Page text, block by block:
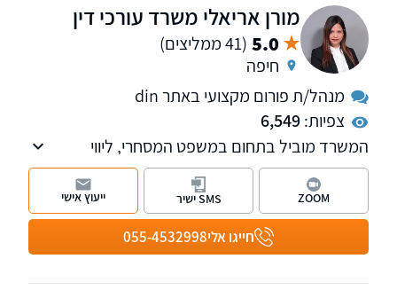
מורן אריאלי משרד עורכי דין
5.0 (41 ממליצים)
חיפה
מנהל/ת פורום מקצועי באתר din
צפיות:6,549
המשרד מוביל בתחום במשפט המסחרי, ליווי
חברות ועסקים, עמותות ולקוחות פרטיים, כולל
ליטיגציה מסחרית, מכרזים, חוזים, קניין רוחני
ומשפט אזרחי.
אנו מקפידים על שקיפות, נאמנות ומקצועיות.
למשרד שלוחות בצפון ובמרכז הארץ. ניתן לקיים
חייגו אלי055-4532998
ZOOM SMS ישיר ייעוץ אישי